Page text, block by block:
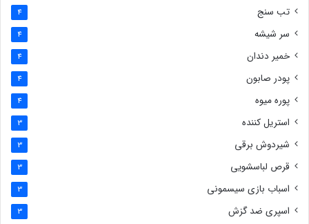
تب سنج 4
سر شیشه 4
خمیر دندان 4
پودر صابون 4
پوره میوه 4
استریل کننده 3
شیردوش برقی 3
قرص لباسشویی 3
اسباب بازی سیسمونی 3
اسپری ضد گزش 3